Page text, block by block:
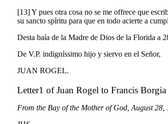
[13] Y pues otra cosa no se me offrece que
su sancto spíritu para que en todo acierte a
Desta baía de la Madre de Dios de la Florida a
De V.P. indigníssimo hijo y siervo en el Señor,
JUAN ROGEL.
Letter1 of Juan Rogel to Francis Borgia
From the Bay of the Mother of God, August 28,